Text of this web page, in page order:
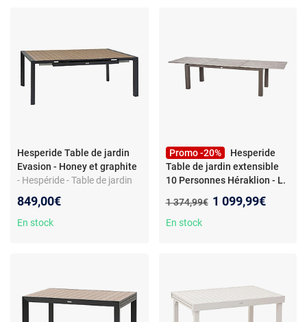
Hesperide Table de jardin
Evasion - Honey et graphite
- Hespéride - Table de jardin
aluminium effet bois 10
places EVASION - Honey et
849,00€
En stock
Promo -20%
Hesperide
Table de jardin extensible
10 Personnes Héraklion - L.
Hespéride - Table de jardin
extensible 10 Personnes
Ancien prix :
1 374,99€ Nouveau prix :
1 099,99€
En stock